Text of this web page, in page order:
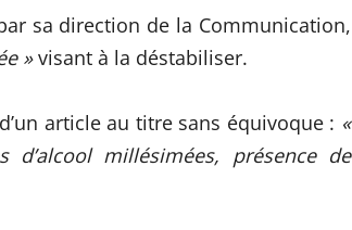
sa direction de la Communication,
»visant à la déstabiliser.
article au titre sans équivoque : «
millésimées, présence de